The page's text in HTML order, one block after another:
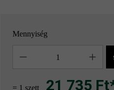
Mennyiség
= 1 szett 21 735